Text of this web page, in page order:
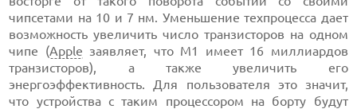
чипсетами на 10 и 7 нм. Уменьшение техпроцесса дает
возможность увеличить число транзисторов на одном
чипе (Apple заявляет, что M1 имеет 16 миллиардов
транзисторов), а также увеличить его
энергоэффективность. Для пользователя это значит,
что устройства с таким процессором на борту будут